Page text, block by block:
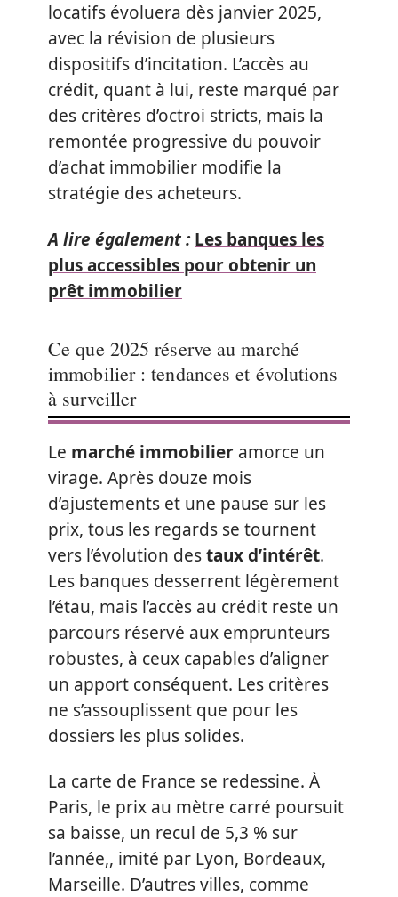
locatifs évoluera dès janvier 2025,
avec la révision de plusieurs
dispositifs d’incitation. L’accès au
crédit, quant à lui, reste marqué par
des critères d’octroi stricts, mais la
remontée progressive du pouvoir
d’achat immobilier modifie la
stratégie des acheteurs.
A lire également : Les banques les
plus accessibles pour obtenir un
prêt immobilier
Ce que 2025 réserve au marché
immobilier : tendances et évolutions
à surveiller
Le marché immobilier amorce un
virage. Après douze mois
d’ajustements et une pause sur les
prix, tous les regards se tournent
vers l’évolution destaux d’intérêt.
Les banques desserrent légèrement
l’étau, mais l’accès au crédit reste un
parcours réservé aux emprunteurs
robustes, à ceux capables d’aligner
un apport conséquent. Les critères
ne s’assouplissent que pour les
dossiers les plus solides.
La carte de France se redessine. À
Paris, le prix au mètre carré poursuit
sa baisse, un recul de 5,3 % sur
l’année,, imité par Lyon, Bordeaux,
Marseille. D’autres villes, comme